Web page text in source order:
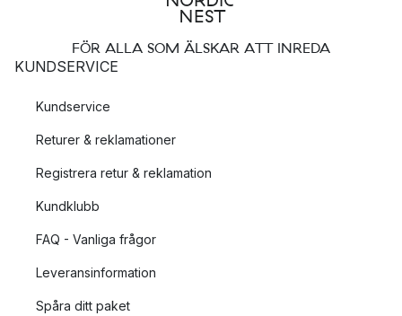
FÖR ALLA SOM ÄLSKAR ATT INREDA
KUNDSERVICE
Kundservice
Returer & reklamationer
Registrera retur & reklamation
Kundklubb
FAQ - Vanliga frågor
Leveransinformation
Spåra ditt paket